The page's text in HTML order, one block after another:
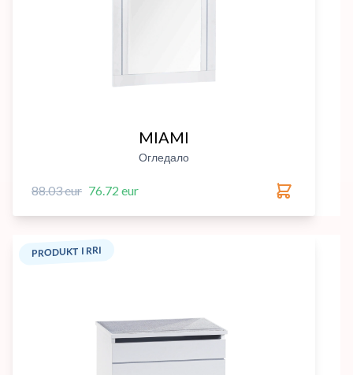
MIAMI
Огледало
88.03 eur 76.72 eur
PRODUKT I RRI